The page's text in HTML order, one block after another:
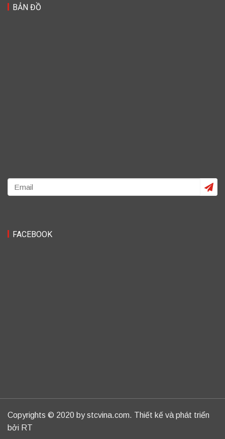
BẢN ĐỒ
FACEBOOK
Copyrights © 2020 by stcvina.com. Thiết kế và phát triển
bởi RT